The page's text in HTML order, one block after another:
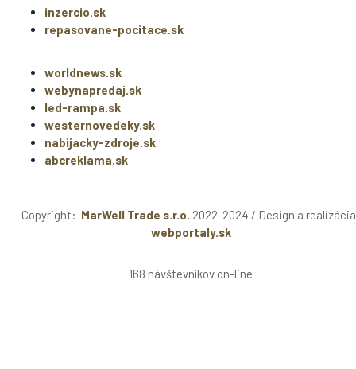
inzercio.sk
repasovane-pocitace.sk
worldnews.sk
webynapredaj.sk
led-rampa.sk
westernovedeky.sk
nabijacky-zdroje.sk
abcreklama.sk
Copyright: MarWell Trade s.r.o. 2022-2024 / Design a
webportaly.sk
168 návštevníkov on-line